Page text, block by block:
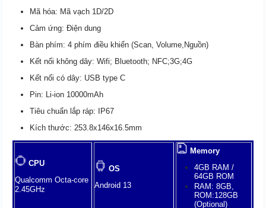
Mã hóa: Mã vạch 1D/2D
Cảm ứng: Điện dung
Bàn phím: 4 phím điều khiển (Scan, Volume,Nguồn)
Kết nối không dây: Wifi; Bluetooth; NFC;3G;4G
Kết nối có dây: USB type C
Pin: Li-ion 10000mAh
Tiêu chuẩn lắp ráp: IP67
Kích thước: 253.8x146x16.5mm
CPU
Qualcomm Octa-core
2.45GHz
OS
Android 13
Memory
4GB RAM /
64GB ROM
RAM: 8GB,
ROM:128GB
(Optional)